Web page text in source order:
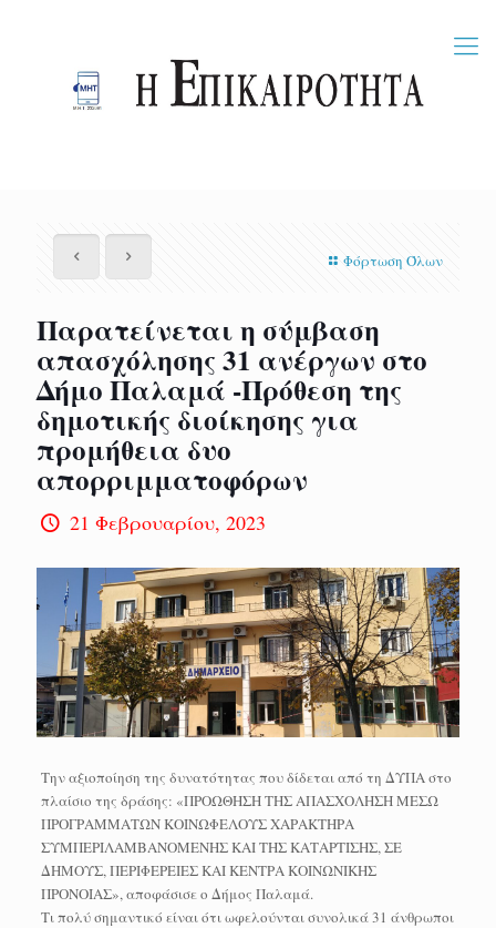
Φόρτωση Όλων
Παρατείνεται η σύμβαση
απασχόλησης 31 ανέργων στο
Δήμο Παλαμά -Πρόθεση της
δημοτικής διοίκησης για
προμήθεια δυο
απορριμματοφόρων
21 Φεβρουαρίου, 2023
Την αξιοποίηση της δυνατότητας που δίδεται από τη ΔΥΠΑ στο
πλαίσιο της δράσης: «ΠΡΟΩΘΗΣΗ ΤΗΣ ΑΠΑΣΧΟΛΗΣΗ ΜΕΣΩ
ΠΡΟΓΡΑΜΜΑΤΩΝ ΚΟΙΝΩΦΕΛΟΥΣ ΧΑΡΑΚΤΗΡΑ
ΣΥΜΠΕΡΙΛΑΜΒΑΝΟΜΕΝΗΣ ΚΑΙ ΤΗΣ ΚΑΤΑΡΤΙΣΗΣ, ΣΕ
ΔΗΜΟΥΣ, ΠΕΡΙΦΕΡΕΙΕΣ ΚΑΙ ΚΕΝΤΡΑ ΚΟΙΝΩΝΙΚΗΣ
ΠΡΟΝΟΙΑΣ», αποφάσισε ο Δήμος Παλαμά.
Τι πολύ σημαντικό είναι ότι ωφελούνται συνολικά 31 άνθρωποι